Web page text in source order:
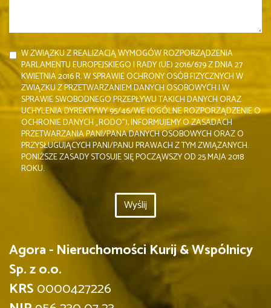
W ZWIĄZKU Z REALIZACJĄ WYMOGÓW ROZPORZĄDZENIA
PARLAMENTU EUROPEJSKIEGO I RADY (UE) 2016/679 Z DNIA 27
KWIETNIA 2016 R. W SPRAWIE OCHRONY OSÓB FIZYCZNYCH W
ZWIĄZKU Z PRZETWARZANIEM DANYCH OSOBOWYCH I W
SPRAWIE SWOBODNEGO PRZEPŁYWU TAKICH DANYCH ORAZ
UCHYLENIA DYREKTYWY 95/46/WE (OGÓLNE ROZPORZĄDZENIE O
OCHRONIE DANYCH „RODO”), INFORMUJEMY O ZASADACH
PRZETWARZANIA PANI/PANA DANYCH OSOBOWYCH ORAZ O
PRZYSŁUGUJĄCYCH PANI/PANU PRAWACH Z TYM ZWIĄZANYCH.
PONIŻSZE ZASADY STOSUJE SIĘ POCZĄWSZY OD 25 MAJA 2018
ROKU.
Agora - Nieruchomości Kurij & Wspólnicy
Sp. z o.o.
KRS0000427226